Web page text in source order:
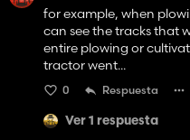
for example, when
can see the tracks that
entire plowing or
tractor went...
0 Respuesta
Ver 1 respuesta